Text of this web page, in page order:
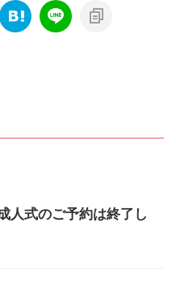
人式のご予約は終了し